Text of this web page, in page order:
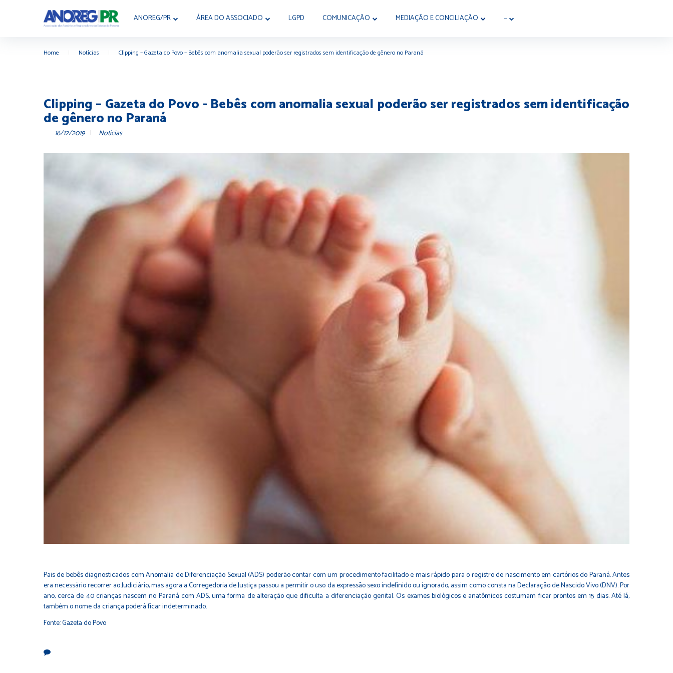
ANOREG/PR ÁREA DO ASSOCIADO LGPD COMUNICAÇÃO MEDIAÇÃO E CONCILIAÇÃO ···
Home Notícias Clipping – Gazeta do Povo – Bebês com anomalia sexual poderão ser registrados sem identificação de gênero no Paraná
Clipping – Gazeta do Povo - Bebês com anomalia sexual poderão ser registrados sem identificação
de gênero no Paraná
16/12/2019 Notícias
Pais de bebês diagnosticados com Anomalia de Diferenciação Sexual (ADS) poderão contar com um procedimento facilitado e mais rápido para o registro de nascimento em cartórios do Paraná. Antes
era necessário recorrer ao Judiciário, mas agora a Corregedoria de Justiça passou a permitir o uso da expressão sexo indefinido ou ignorado, assim como consta na Declaração de Nascido Vivo (DNV). Por
ano, cerca de 40 crianças nascem no Paraná com ADS, uma forma de alteração que dificulta a diferenciação genital. Os exames biológicos e anatômicos costumam ficar prontos em 15 dias. Até lá,
também o nome da criança poderá ficar indeterminado.
Fonte: Gazeta do Povo